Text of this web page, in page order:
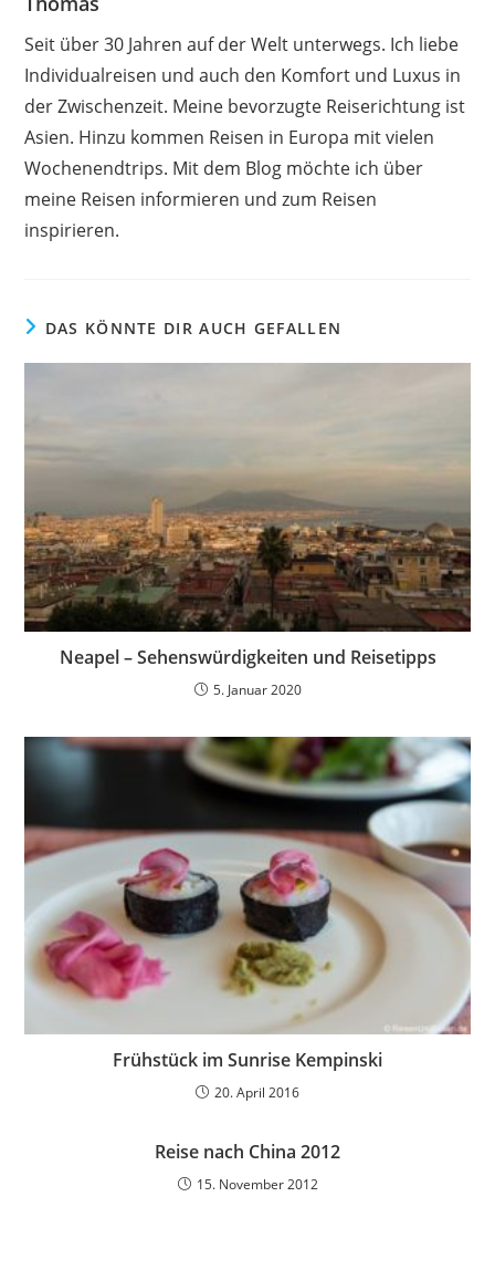
Seit über 30 Jahren auf der Welt unterwegs. Ich liebe
Individualreisen und auch den Komfort und Luxus in
der Zwischenzeit. Meine bevorzugte Reiserichtung ist
Asien. Hinzu kommen Reisen in Europa mit vielen
Wochenendtrips. Mit dem Blog möchte ich über
meine Reisen informieren und zum Reisen
inspirieren.
DAS KÖNNTE DIR AUCH GEFALLEN
Neapel – Sehenswürdigkeiten und Reisetipps
5. Januar 2020
Frühstück im Sunrise Kempinski
20. April 2016
Reise nach China 2012
15. November 2012